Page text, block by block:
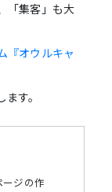
「集客」も大
『オウルキャ
す。
ジの作